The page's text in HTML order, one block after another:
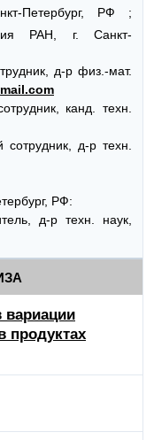
Петербург, РФ ;
РАН, г. Санкт-
д-р физ.-мат.
канд. техн.
д-р техн.
РФ:
д-р техн. наук,
продуктах